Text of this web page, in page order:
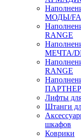
МОДЫ/
RANGE
МЕЧТА/
RANGE
ПАРТНЕР/
Лифты
Штанги
шкафов
Коврики